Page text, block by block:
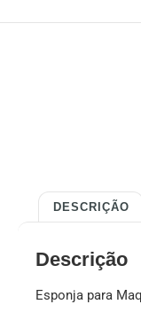
DESCRIÇÃO
Descrição
Esponja para